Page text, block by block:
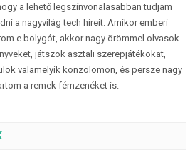
a lehető legszínvonalasabban tudjam
a nagyvilág tech híreit. Amikor emberi
e bolygót, akkor nagy örömmel olvasok
játszok asztali szerepjátékokat,
valamelyik konzolomon, és persze nagy
a remek fémzenéket is.